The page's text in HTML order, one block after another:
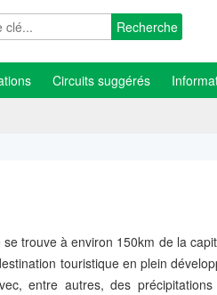
Recherche
Circuits suggérés
trouve à environ 150km de la
touristique en plein
entre autres, des